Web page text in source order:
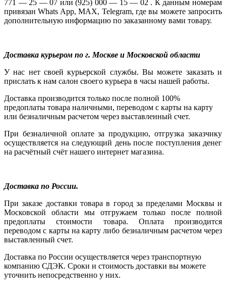
771 — 25 — 07 или (925) 000 — 15 — 02 . К данным номерам
привязан Whats App, MAX, Telegram, где вы можете запросить
дополнительную информацию по заказанному вами товару.
Доставка курьером по г. Москве и Московской области
У нас нет своей курьерской службы. Вы можете заказать и
прислать к нам салон своего курьера в часы нашей работы.
Доставка производится только после полной 100%
предоплаты товара наличными, переводом с карты на карту
или безналичным расчетом через выставленный счет.
При безналичной оплате за продукцию, отгрузка заказчику
осуществляется на следующий день после поступления денег
на расчётный счёт нашего интернет магазина.
Доставка по России.
При заказе доставки товара в город за пределами Москвы и
Московской области мы отгружаем только после полной
предоплаты стоимости товара. Оплата производится
переводом с карты на карту либо безналичным расчетом через
выставленный счет.
Доставка по России осуществляется через транспортную
компанию СДЭК. Сроки и стоимость доставки вы можете
уточнить непосредственно у них.